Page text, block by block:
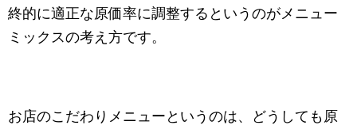
終的に適正な原価率に調整するというのがメニュー
ミックスの考え方です。
お店のこだわりメニューというのは、どうしても原